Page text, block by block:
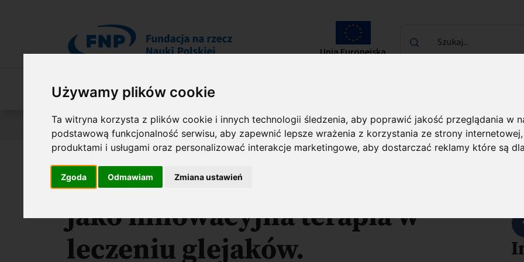
Używamy plików cookie
Ta witryna korzysta z plików cookie i innych technologii śledzenia, aby poprawić jakość przeglądania w
podstawową funkcjonalność serwisu,aby zapewnić lepsze wrażenia z korzystania ze strony internetowej
produktami i usługami oraz personalizować interakcje marketingowe,aby dostarczać reklamy które są
Zgoda Odmawiam Zmiana ustawień
Unia Europejska
Szukaj...
O Fundacji Nasza oferta
Jesteś tutaj:Wyniki konkursów Proof of Concept (PoC FENG) O projekcie
Nowe ligandy receptora 5-HT6
jako innowacyjna terapia w
leczeniu glejaków.